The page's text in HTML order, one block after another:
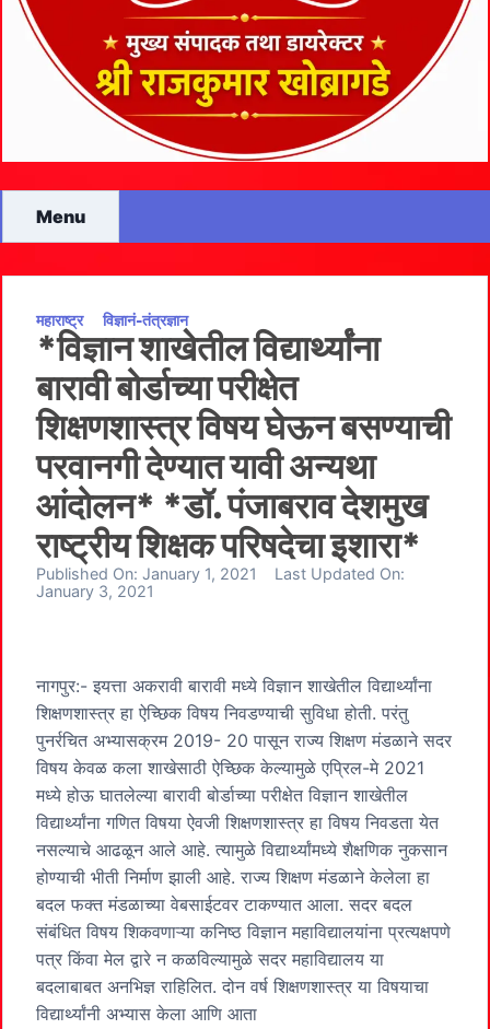
Menu
महाराष्ट्र विज्ञानं-तंत्रज्ञान
*विज्ञान शाखेतील विद्यार्थ्यांना
बारावी बोर्डाच्या परीक्षेत
शिक्षणशास्त्र विषय घेऊन बसण्याची
परवानगी देण्यात यावी अन्यथा
आंदोलन* *डॉ. पंजाबराव देशमुख
राष्ट्रीय शिक्षक परिषदेचा इशारा*
Published On: January 1, 2021
Last Updated On:
January 3, 2021
नागपुर:- इयत्ता अकरावी बारावी मध्ये विज्ञान शाखेतील विद्यार्थ्यांना
शिक्षणशास्त्र हा ऐच्छिक विषय निवडण्याची सुविधा होती. परंतु
पुनर्रचित अभ्यासक्रम 2019- 20 पासून राज्य शिक्षण मंडळाने सदर
विषय केवळ कला शाखेसाठी ऐच्छिक केल्यामुळे एप्रिल-मे 2021
मध्ये होऊ घातलेल्या बारावी बोर्डाच्या परीक्षेत विज्ञान शाखेतील
विद्यार्थ्यांना गणित विषया ऐवजी शिक्षणशास्त्र हा विषय निवडता येत
नसल्याचे आढळून आले आहे. त्यामुळे विद्यार्थ्यांमध्ये शैक्षणिक नुकसान
होण्याची भीती निर्माण झाली आहे. राज्य शिक्षण मंडळाने केलेला हा
बदल फक्त मंडळाच्या वेबसाईटवर टाकण्यात आला. सदर बदल
संबंधित विषय शिकवणाऱ्या कनिष्ठ विज्ञान महाविद्यालयांना प्रत्यक्षपणे
पत्र किंवा मेल द्वारे न कळविल्यामुळे सदर महाविद्यालय या
बदलाबाबत अनभिज्ञ राहिलित. दोन वर्ष शिक्षणशास्त्र या विषयाचा
विद्यार्थ्यांनी अभ्यास केला आणि आता